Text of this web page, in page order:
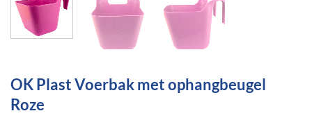
OK Plast Voerbak met ophangbeugel
Roze